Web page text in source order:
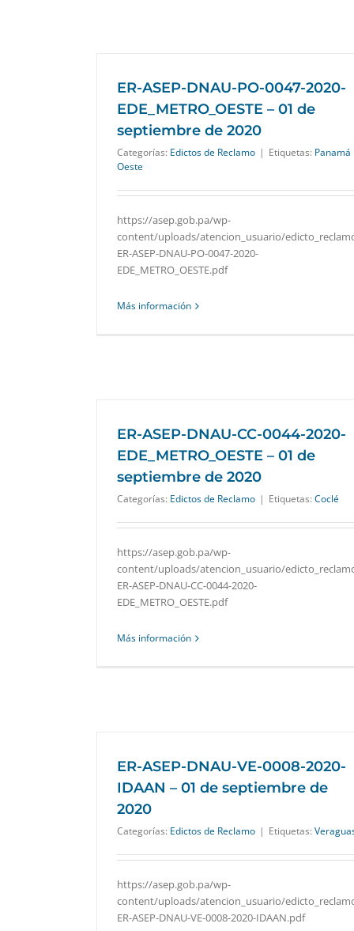
ER-ASEP-DNAU-PO-0047-2020-
EDE_METRO_OESTE – 01 de
septiembre de 2020
Categorías: Edictos de Reclamo | Etiquetas: Panamá
Oeste
https://asep.gob.pa/wp-
content/uploads/atencion_usuario/
ER-ASEP-DNAU-PO-0047-2020-
EDE_METRO_OESTE.pdf
Más información
ER-ASEP-DNAU-CC-0044-2020-
EDE_METRO_OESTE – 01 de
septiembre de 2020
Categorías: Edictos de Reclamo | Etiquetas: Coclé
https://asep.gob.pa/wp-
content/uploads/atencion_usuario/
ER-ASEP-DNAU-CC-0044-2020-
EDE_METRO_OESTE.pdf
Más información
ER-ASEP-DNAU-VE-0008-2020-
IDAAN – 01 de septiembre de
2020
Categorías: Edictos de Reclamo | Etiquetas:
https://asep.gob.pa/wp-
content/uploads/atencion_usuario/
ER-ASEP-DNAU-VE-0008-2020-IDAAN.pdf